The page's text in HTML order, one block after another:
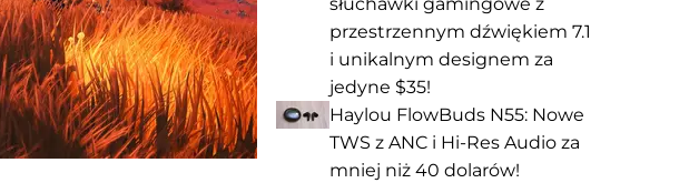
przestrzennym dźwiękiem 7.1
i unikalnym designem za
jedyne $35!
Haylou FlowBuds N55: Nowe
TWS z ANC i Hi-Res Audio za
mniej niż 40 dolarów!